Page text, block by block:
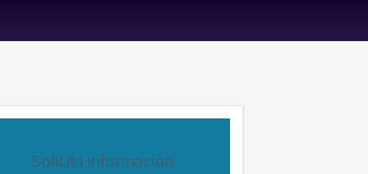
Solicita información